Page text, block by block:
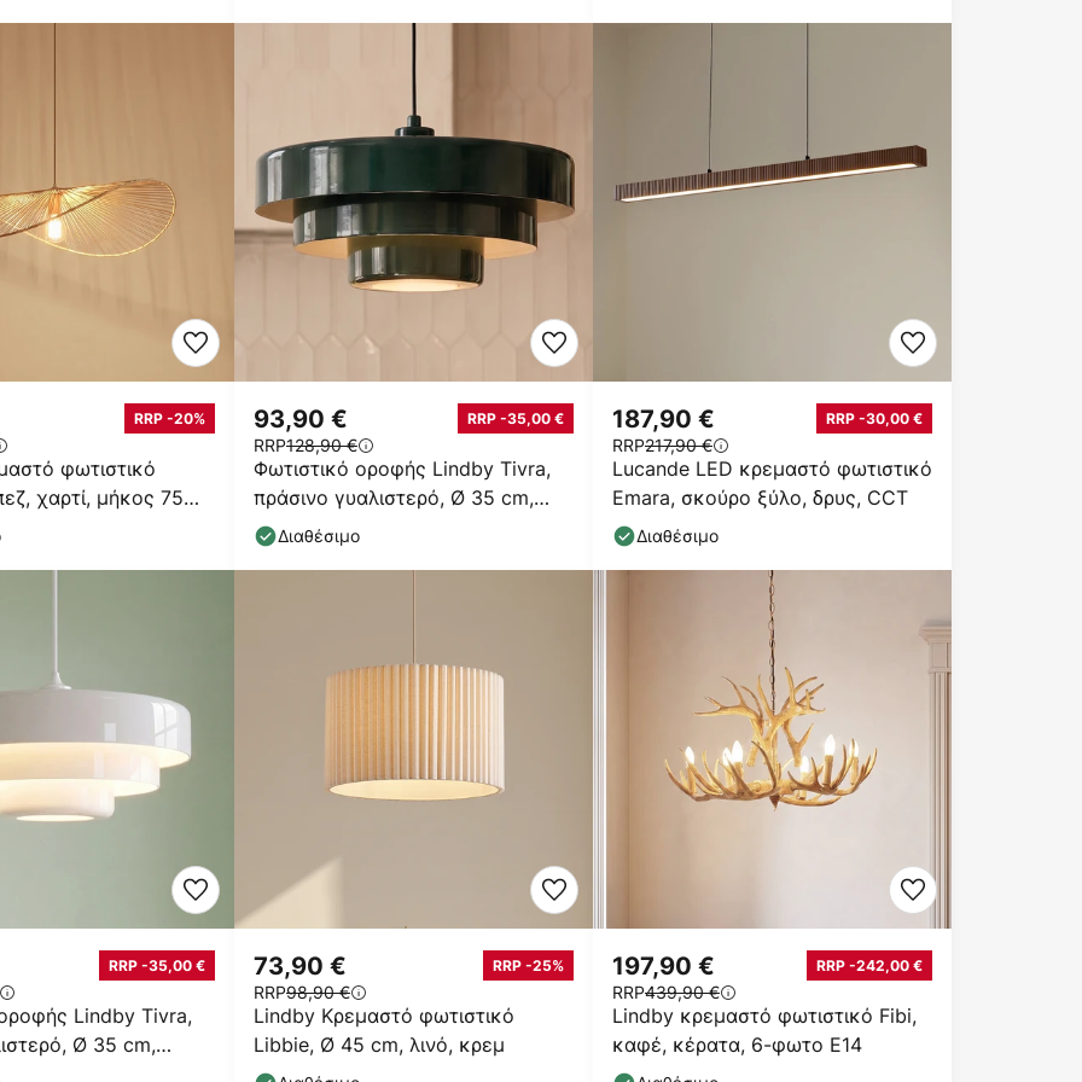
φωτιστικό
χαρτί, μήκος 75
RRP -20%
Φωτιστικό οροφής Lindby Tivra,
πράσινο γυαλιστερό, Ø 35 cm,
μέταλλο
93,90 € RRP -35,00 €
RRP128,90 €
Διαθέσιμο
Lucande LED κρεμαστό φωτιστικό
Emara, σκούρο ξύλο, δρυς, CCT
187,90 € RRP -30,00 €
RRP217,90 €
Διαθέσιμο
Lindby Tivra,
Ø 35 cm,
RRP -35,00 €
Lindby Κρεμαστό φωτιστικό
Libbie, Ø 45 cm, λινό, κρεμ
73,90 € RRP -25%
RRP98,90 €
Lindby κρεμαστό φωτιστικό Fibi,
καφέ, κέρατα, 6-φωτο E14
197,90 € RRP -242,00 €
RRP439,90 €